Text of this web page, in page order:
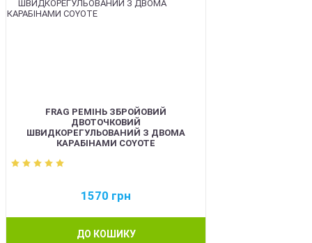
FRAG РЕМІНЬ ЗБРОЙОВИЙ
ДВОТОЧКОВИЙ
ШВИДКОРЕГУЛЬОВАНИЙ З ДВОМА
КАРАБІНАМИ COYOTE
1570 грн
ДО КОШИКУ